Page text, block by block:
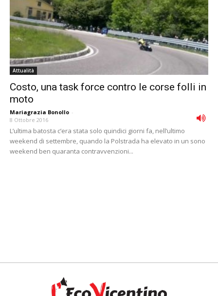
Attualità
Costo, una task force contro le corse folli in
moto
Mariagrazia Bonollo -
8 Ottobre 2016
L’ultima batosta c’era stata solo quindici giorni fa, nell’ultimo
weekend di settembre, quando la Polstrada ha elevato in un sono
weekend ben quaranta contravvenzioni...